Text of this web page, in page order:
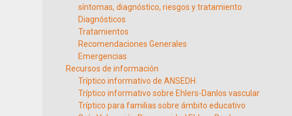
síntomas, diagnóstico, riesgos y tratamiento
Diagnósticos
Tratamientos
Recomendaciones Generales
Emergencias
Recursos de información
Tríptico informativo de ANSEDH
Tríptico informativo sobre Ehlers-Danlos vascular
Tríptico para familias sobre ámbito educativo